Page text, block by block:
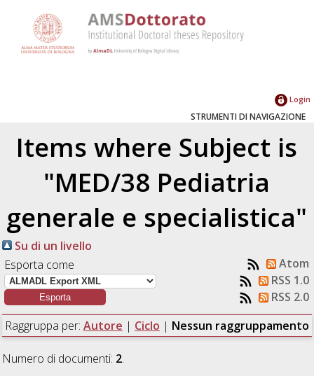
Login
STRUMENTI DI NAVIGAZIONE
Items where Subject is
"MED/38 Pediatria
generale e specialistica"
Su di un livello
Esporta come
Atom
RSS 1.0
RSS 2.0
Raggruppa per: Autore | Ciclo | Nessun raggruppamento
Numero di documenti: 2.